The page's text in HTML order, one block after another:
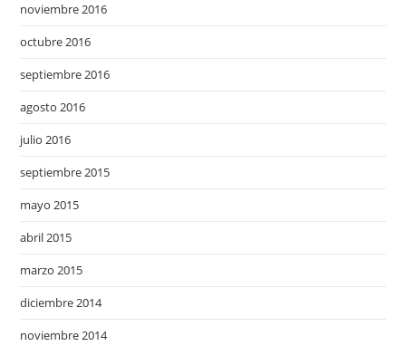
noviembre 2016
octubre 2016
septiembre 2016
agosto 2016
julio 2016
septiembre 2015
mayo 2015
abril 2015
marzo 2015
diciembre 2014
noviembre 2014